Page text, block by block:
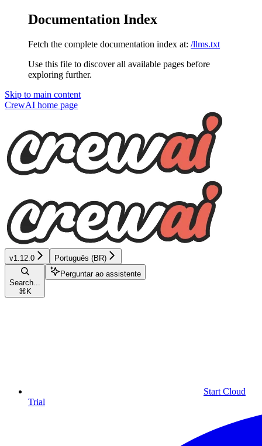
Documentation Index
Fetch the complete documentation index at: /llms.txt
Use this file to discover all available pages before
exploring further.
Skip to main content
CrewAI home page
v1.12.0 Português (BR)
Search...
⌘ K
Perguntar ao assistente
Start Cloud
Trial